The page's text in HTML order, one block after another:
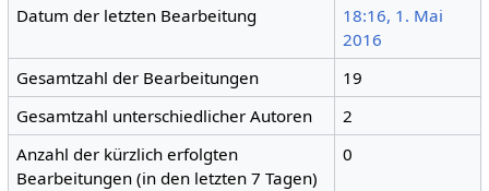
Datum der letzten Bearbeitung
18:16, 1. Mai
2016
Gesamtzahl der Bearbeitungen
19
Gesamtzahl unterschiedlicher Autoren
2
Anzahl der kürzlich erfolgten
Bearbeitungen (in den letzten 7 Tagen)
0